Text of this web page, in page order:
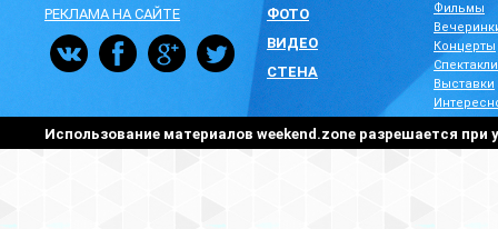
РЕКЛАМА НА САЙТЕ
ФОТО
ВИДЕО
СТЕНА
Фильмы
Концерты
Спектакли
Выставки
Использование материалов weekend.zone разрешается